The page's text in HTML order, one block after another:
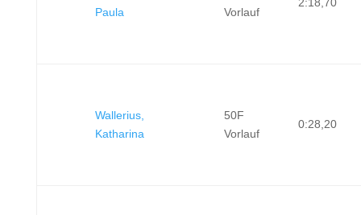
Paula Vorlauf
Wallerius,
Katharina
50F
Vorlauf
0:28,20